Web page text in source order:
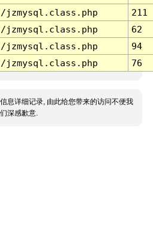
jzmysql.class.php
211
jzmysql.class.php
62
jzmysql.class.php
94
jzmysql.class.php 76
息详细记录, 由此给您带来的访问不便我
们深感歉意.